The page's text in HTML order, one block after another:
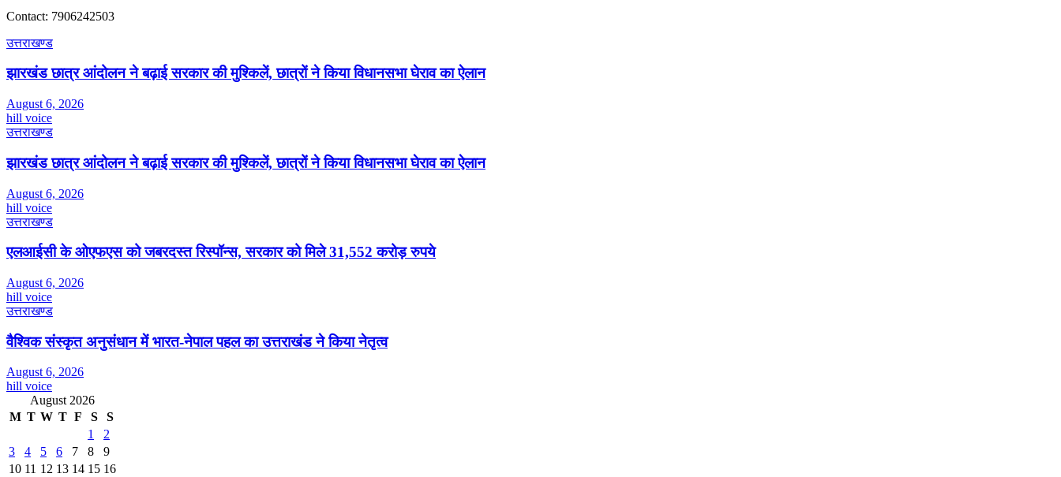
Contact: 7906242503
उत्तराखण्ड
झारखंड छात्र आंदोलन ने बढ़ाई सरकार की मुश्किलें, छात्रों ने किया विधानसभा घेराव का ऐलान
August 6, 2026
hill voice
उत्तराखण्ड
झारखंड छात्र आंदोलन ने बढ़ाई सरकार की मुश्किलें, छात्रों ने किया विधानसभा घेराव का ऐलान
August 6, 2026
hill voice
उत्तराखण्ड
एलआईसी के ओएफएस को जबरदस्त रिस्पॉन्स, सरकार को मिले 31,552 करोड़ रुपये
August 6, 2026
hill voice
उत्तराखण्ड
वैश्विक संस्कृत अनुसंधान में भारत-नेपाल पहल का उत्तराखंड ने किया नेतृत्व
August 6, 2026
hill voice
August 2026
M T W T F S
S
1
2
3
4 5 6 7 8
9
10 11 12 13 14 15 16